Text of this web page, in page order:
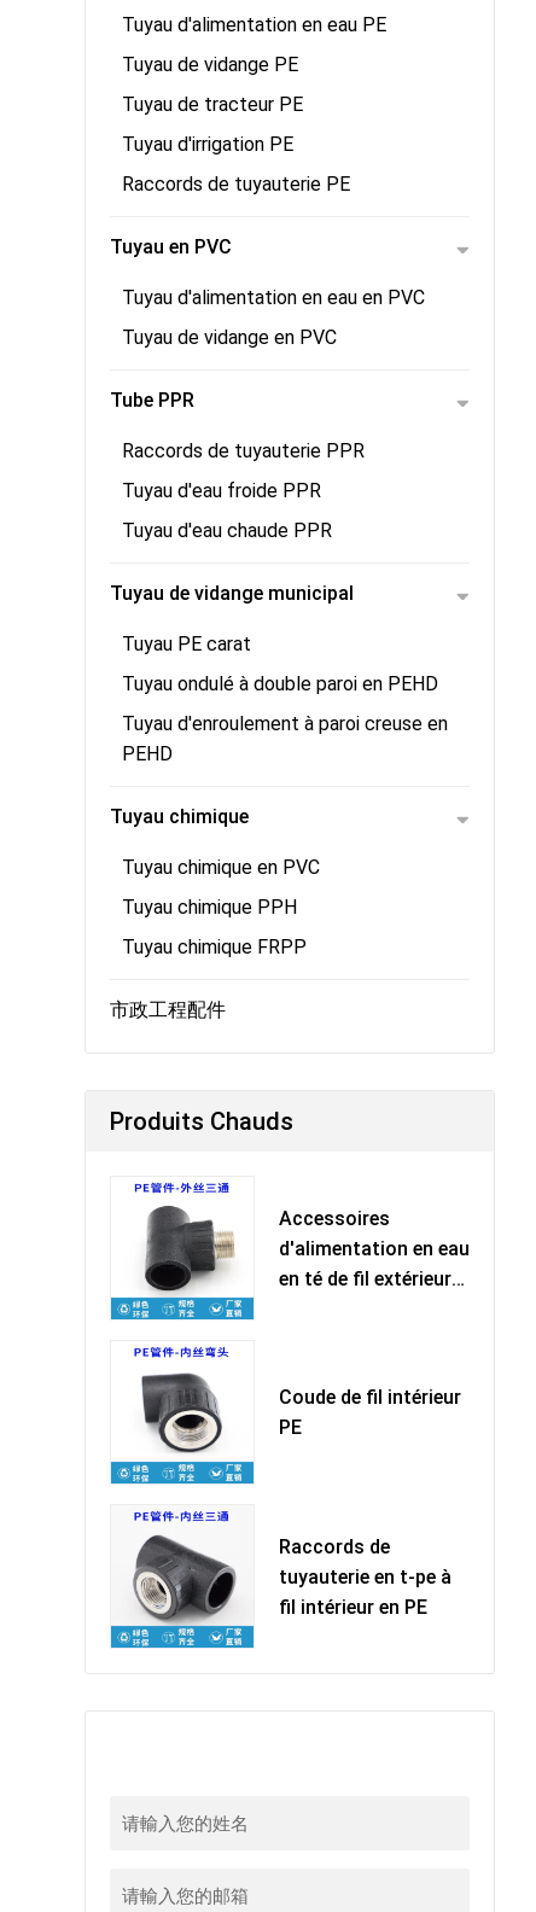
Tuyau d'alimentation en eau PE
Tuyau de vidange PE
Tuyau de tracteur PE
Tuyau d'irrigation PE
Raccords de tuyauterie PE
Tuyau en PVC
Tuyau d'alimentation en eau en PVC
Tuyau de vidange en PVC
Tube PPR
Raccords de tuyauterie PPR
Tuyau d'eau froide PPR
Tuyau d'eau chaude PPR
Tuyau de vidange municipal
Tuyau PE carat
Tuyau ondulé à double paroi en PEHD
Tuyau d'enroulement à paroi creuse en
PEHD
Tuyau chimique
Tuyau chimique en PVC
Tuyau chimique PPH
Tuyau chimique FRPP
市政工程配件
Produits Chauds
Accessoires
d'alimentation en eau
en té de fil extérieur
Coude de fil intérieur
PE
Raccords de
tuyauterie en t-pe à
fil intérieur en PE